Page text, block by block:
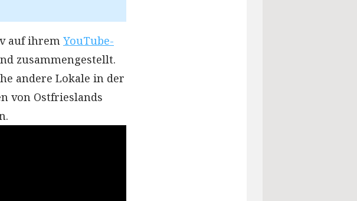
auf ihrem YouTube-
zusammengestellt.
andere Lokale in der
von Ostfrieslands